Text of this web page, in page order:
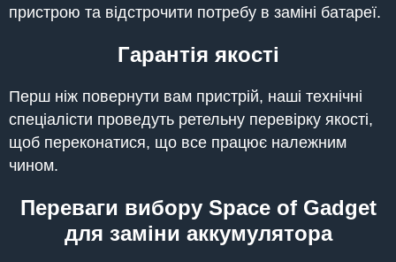
пристрою та відстрочити потребу в заміні батареї.
Гарантія якості
Перш ніж повернути вам пристрій, наші технічні
спеціалісти проведуть ретельну перевірку якості,
щоб переконатися, що все працює належним
чином.
Переваги вибору Space of Gadget
для заміни аккумулятора